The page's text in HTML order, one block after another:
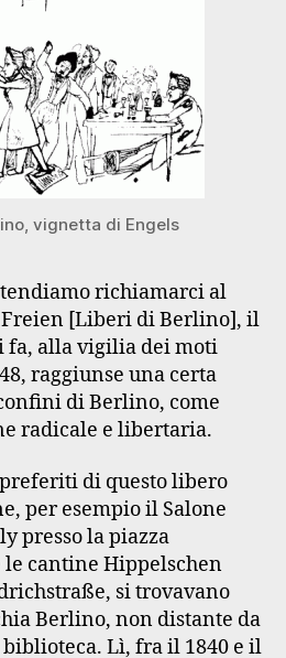
vignetta di Engels
richiamarci al
[Liberi di Berlino], il
fa, alla vigilia dei moti
raggiunse una certa
di Berlino, come
radicale e libertaria.
di questo libero
per esempio il Salone
presso la piazza
cantine Hippelschen
si trovavano
Berlino, non distante da
Lì, fra il 1840 e il